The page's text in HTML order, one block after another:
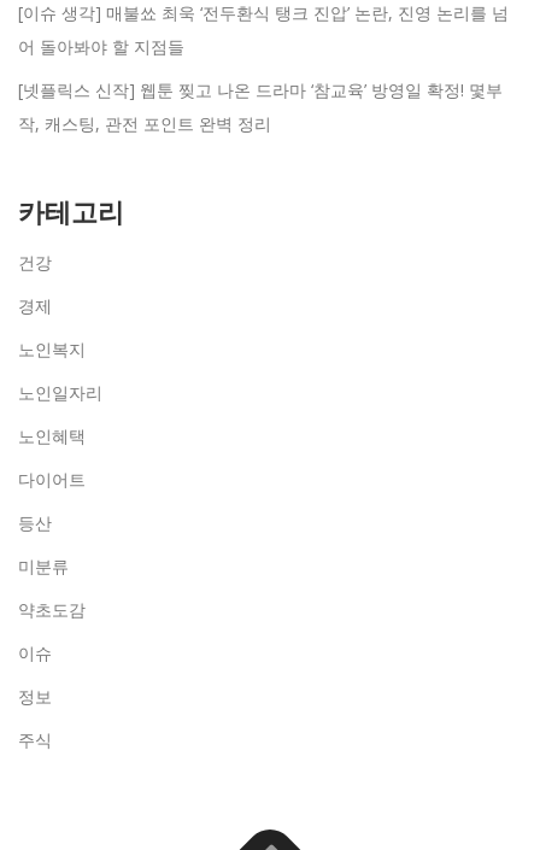
[이슈 생각] 매불쑈 최욱 ‘전두환식 탱크 진압’ 논란, 진영 논리를 넘
어 돌아봐야 할 지점들
[넷플릭스 신작] 웹툰 찢고 나온 드라마 ‘참교육’ 방영일 확정! 몇부
작, 캐스팅, 관전 포인트 완벽 정리
카테고리
건강
경제
노인복지
노인일자리
노인혜택
다이어트
등산
미분류
약초도감
이슈
정보
주식